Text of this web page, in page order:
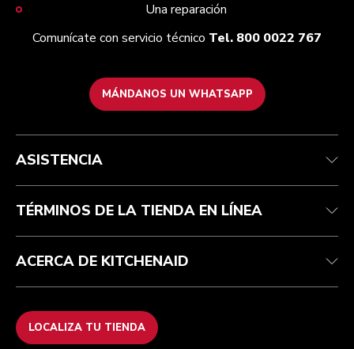
Una reparación
Comunícate con servicio técnico Tel. 800 0022 767
MÁNDANOS UN WHATSAPP
Servicio y soporte
Centro de ayuda
Preguntas frecuentes
Términos y condiciones
Recolección de residuos eléctricos
Nuestra Marca
Localiza tu tienda
ASISTENCIA
TÉRMINOS DE LA TIENDA EN LÍNEA
ACERCA DE KITCHENAID
LOCALIZA TU TIENDA